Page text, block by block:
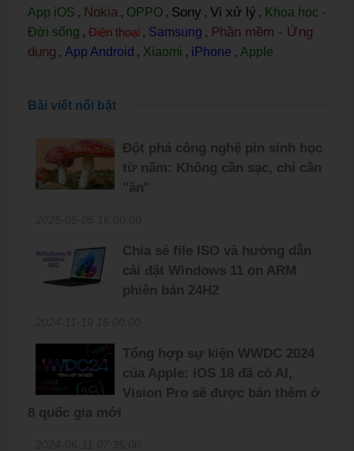
App iOS , Nokia , OPPO , Sony , Vi xử lý , Khoa học -
Đời sống , Điện thoại , Samsung , Phần mềm - Ứng
dụng , App Android , Xiaomi , iPhone , Apple
Bài viết nổi bật
Đột phá công nghệ pin sinh học
từ nấm: Không cần sạc, chỉ cần
''ăn''
Chia sẻ file ISO và hướng dẫn
cài đặt Windows 11 on ARM
phiên bản 24H2
Tổng hợp sự kiện WWDC 2024
của Apple: iOS 18 đã có AI,
Vision Pro sẽ được bán thêm ở
8 quốc gia mới